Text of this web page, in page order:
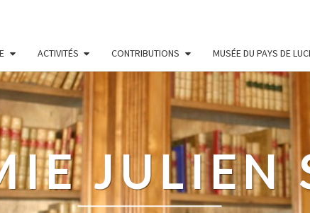
ACTIVITÉS CONTRIBUTIONS MUSÉE DU PAYS DE
JULIEN